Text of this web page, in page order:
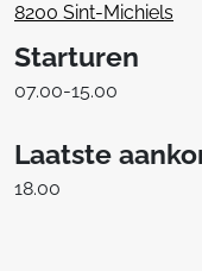
8200 Sint-Michiels
Starturen
07.00-15.00
Laatste
18.00